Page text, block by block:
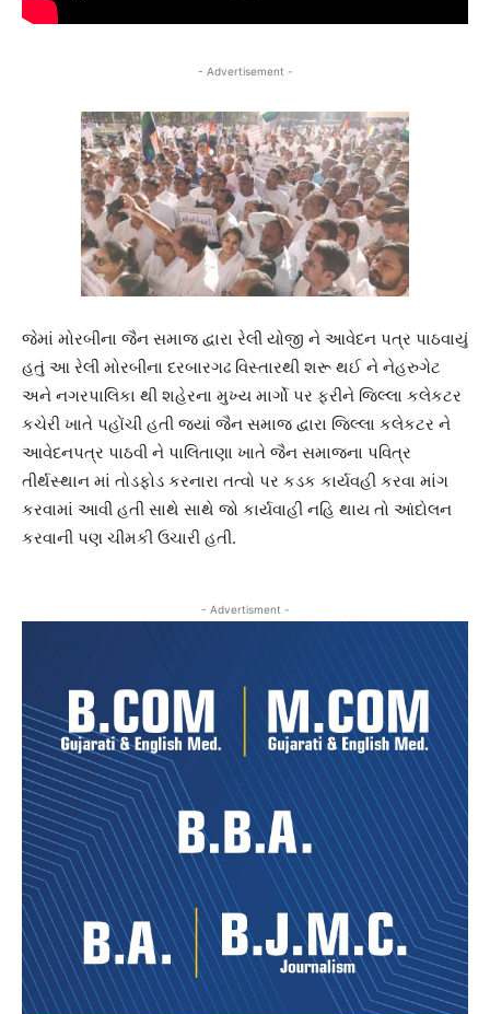
- Advertisement -
જેમાં મોરબીના જૈન સમાજ દ્વારા રેલી યોજી ને આવેદન પત્ર પાઠવાયું
હતું આ રેલી મોરબીના દરબારગઢ વિસ્તારથી શરૂ થઈ ને નેહરુગેટ
અને નગરપાલિકા થી શહેરના મુખ્ય માર્ગો પર ફરીને જિલ્લા કલેકટર
કચેરી ખાતે પહોંચી હતી જ્યાં જૈન સમાજ દ્વારા જિલ્લા કલેકટર ને
આવેદનપત્ર પાઠવી ને પાલિતાણા ખાતે જૈન સમાજના પવિત્ર
તીર્થસ્થાન માં તોડફોડ કરનારા તત્વો પર કડક કાર્યવહી કરવા માંગ
કરવામાં આવી હતી સાથે સાથે જો કાર્યવાહી નહિ થાય તો આંદોલન
કરવાની પણ ચીમકી ઉચારી હતી.
- Advertisment -